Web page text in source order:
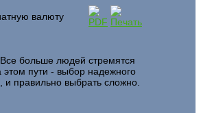
валюту
больше людей стремятся
пути - выбор надежного
и правильно выбрать сложно.